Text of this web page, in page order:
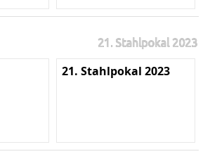
21. Stahlpokal 2023
21. Stahlpokal 2023